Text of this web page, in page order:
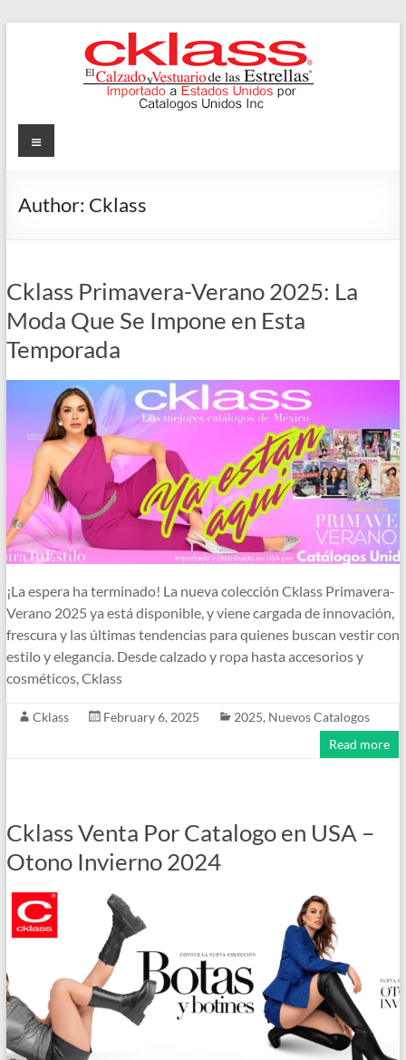
Cklass
y
Estrellas
Menu
Author: Cklass
Cklass Primavera-Verano 2025: La
Moda Que Se Impone en Esta
Temporada
¡La espera ha terminado! La nueva colección Cklass Primavera-
Verano 2025 ya está disponible, y viene cargada de innovación,
frescura y las últimas tendencias para quienes buscan vestir con
estilo y elegancia. Desde calzado y ropa hasta accesorios y
cosméticos, Cklass
Cklass February 6, 2025 2025, Nuevos Catalogos
Read more
Cklass Venta Por Catalogo en USA –
Otono Invierno 2024